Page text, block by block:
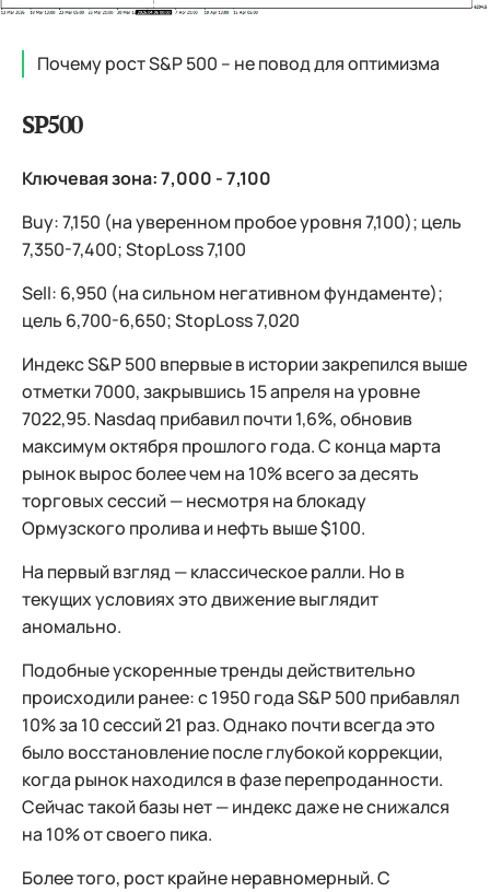
Почему рост S&P 500 – не повод для оптимизма
SP500
Ключевая зона: 7,000 - 7,100
Buy: 7,150 (на уверенном пробое уровня 7,100); цель
7,350-7,400; StopLoss 7,100
Sell: 6,950 (на сильном негативном фундаменте);
цель 6,700-6,650; StopLoss 7,020
Индекс S&P 500 впервые в истории закрепился выше
отметки 7000, закрывшись 15 апреля на уровне
7022,95. Nasdaq прибавил почти 1,6%, обновив
максимум октября прошлого года. С конца марта
рынок вырос более чем на 10% всего за десять
торговых сессий — несмотря на блокаду
Ормузского пролива и нефть выше $100.
На первый взгляд — классическое ралли. Но в
текущих условиях это движение выглядит
аномально.
Подобные ускоренные тренды действительно
происходили ранее: с 1950 года S&P 500 прибавлял
10% за 10 сессий 21 раз. Однако почти всегда это
было восстановление после глубокой коррекции,
когда рынок находился в фазе перепроданности.
Сейчас такой базы нет — индекс даже не снижался
на 10% от своего пика.
Более того, рост крайне неравномерный. С